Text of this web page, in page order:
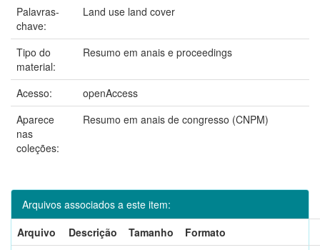
Palavras-
chave:
Land use land cover
Tipo do
material:
Resumo em anais e proceedings
Acesso:
openAccess
Aparece
nas
coleções:
Resumo em anais de congresso (CNPM)
Arquivos associados a este item:
Arquivo
Descrição Tamanho
Formato